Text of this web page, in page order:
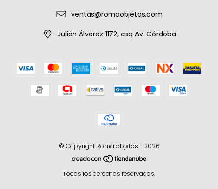
ventas@romaobjetos.com
Julián Álvarez 1172, esq Av. Córdoba
© Copyright Roma objetos - 2026
Todos los derechos reservados.